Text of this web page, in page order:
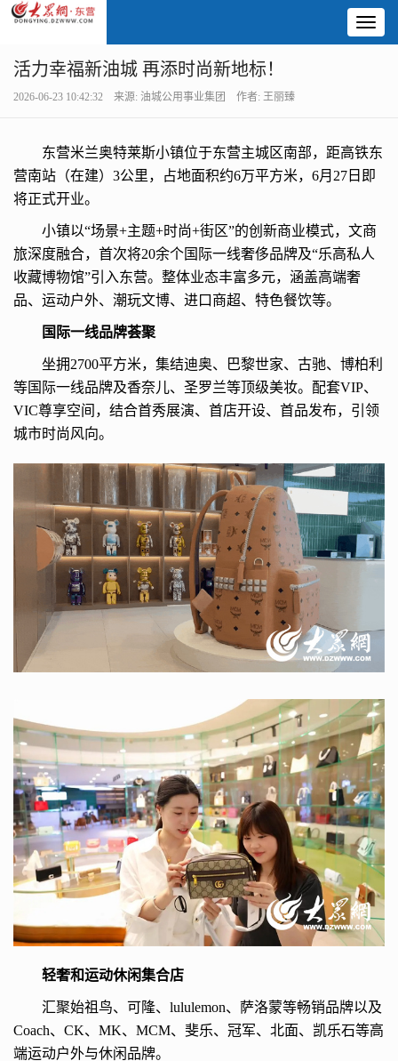
活力幸福新油城 再添时尚新地标！
2026-06-23 10:42:32 来源: 油城公用事业集团 作者: 王丽臻
东营米兰奥特莱斯小镇位于东营主城区南部，距高铁东
营南站（在建）3公里，占地面积约6万平方米，6月27日即
将正式开业。
小镇以“场景+主题+时尚+街区”的创新商业模式，文商
旅深度融合，首次将20余个国际一线奢侈品牌及“乐高私人
收藏博物馆”引入东营。整体业态丰富多元，涵盖高端奢
品、运动户外、潮玩文博、进口商超、特色餐饮等。
国际一线品牌荟聚
坐拥2700平方米，集结迪奥、巴黎世家、古驰、博柏利
等国际一线品牌及香奈儿、圣罗兰等顶级美妆。配套VIP、
VIC尊享空间，结合首秀展演、首店开设、首品发布，引领
城市时尚风向。
轻奢和运动休闲集合店
汇聚始祖鸟、可隆、lululemon、萨洛蒙等畅销品牌以及
Coach、CK、MK、MCM、斐乐、冠军、北面、凯乐石等高
端运动户外与休闲品牌。